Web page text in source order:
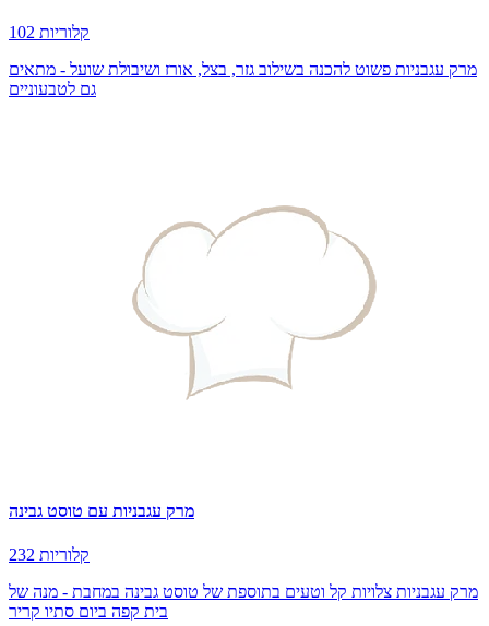
102 קלוריות
מרק עגבניות פשוט להכנה בשילוב גזר, בצל, אורז ושיבולת שועל - מתאים
גם לטבעוניים
מרק עגבניות עם טוסט גבינה
232 קלוריות
מרק עגבניות צלויות קל וטעים בתוספת של טוסט גבינה במחבת - מנה של
בית קפה ביום סתיו קריר